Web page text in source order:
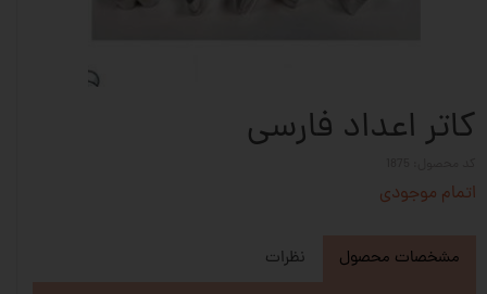
کاتر اعداد فارسی
اتمام موجودی
مشخصات محصول نظرات